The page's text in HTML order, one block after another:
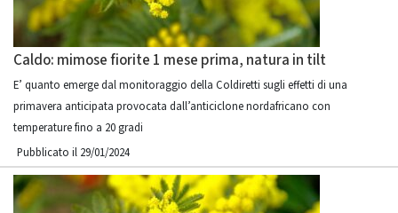
Caldo: mimose fiorite 1 mese prima, natura in tilt
E’ quanto emerge dal monitoraggio della Coldiretti sugli effetti di una
primavera anticipata provocata dall’anticiclone nordafricano con
temperature fino a 20 gradi
Pubblicato il 29/01/2024